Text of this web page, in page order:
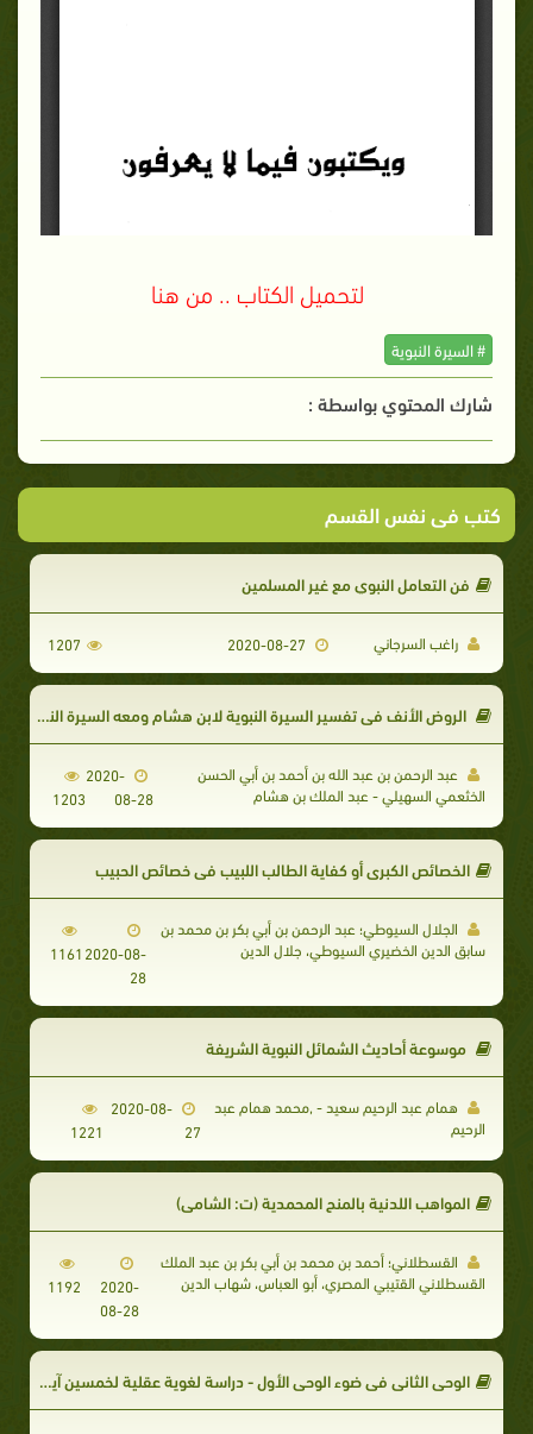
لتحميل الكتاب .. من هنا
# السيرة النبوية
شارك المحتوي بواسطة :
كتب فى نفس القسم
فن التعامل النبوي مع غير المسلمين
راغب السرجاني 1207
الروض الأنف في تفسير السيرة النبوية لابن هشام ومعه السيرة النبوية لابن هشام (ط. العلمية)
عبد الرحمن بن عبد الله بن أحمد بن أبي الحسن
الخثعمي السهيلي - عبد الملك بن هشام
2020-
08-28
1203
الخصائص الكبرى أو كفاية الطالب اللبيب في خصائص الحبيب
الجلال السيوطي؛ عبد الرحمن بن أبي بكر بن محمد بن
سابق الدين الخضيري السيوطي، جلال الدين
2020-08-
28
1161
موسوعة أحاديث الشمائل النبوية الشريفة
همام عبد الرحيم سعيد - ,محمد همام عبد
الرحيم
2020-08-
27
1221
المواهب اللدنية بالمنح المحمدية (ت: الشامي)
القسطلاني؛ أحمد بن محمد بن أبي بكر بن عبد الملك
القسطلاني القتيبي المصري، أبو العباس، شهاب الدين
2020-
08-28
1192
الوحي الثاني في ضوء الوحي الأول - دراسة لغوية عقلية لخمسين آية قرآنية في حجية السنة، ويتلوها ستون إلزاما عقليا لمنكريها.